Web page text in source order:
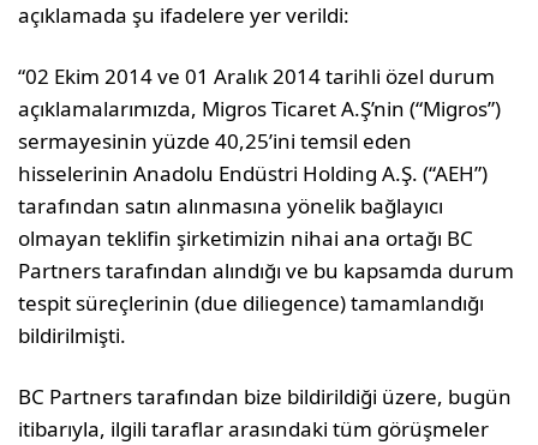
açıklamada şu ifadelere yer verildi:
“02 Ekim 2014 ve 01 Aralık 2014 tarihli özel durum
açıklamalarımızda, Migros Ticaret A.Ş’nin (“Migros”)
sermayesinin yüzde 40,25’ini temsil eden
hisselerinin Anadolu Endüstri Holding A.Ş. (“AEH”)
tarafından satın alınmasına yönelik bağlayıcı
olmayan teklifin şirketimizin nihai ana ortağı BC
Partners tarafından alındığı ve bu kapsamda durum
tespit süreçlerinin (due diliegence) tamamlandığı
bildirilmişti.
BC Partners tarafından bize bildirildiği üzere, bugün
itibarıyla, ilgili taraflar arasındaki tüm görüşmeler